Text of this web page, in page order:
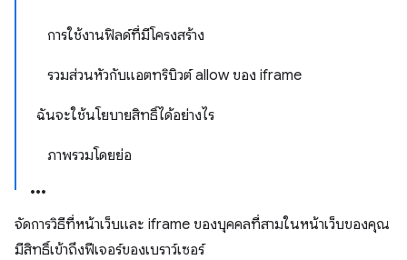
การใช้งานฟิลด์ที่มีโครงสร้าง
รวมส่วนหัวกับแอตทริบิวต์ allow ของ iframe
ฉันจะใช้นโยบายสิทธิ์ได้อย่างไร
ภาพรวมโดยย่อ
จัดการวิธีที่หน้าเว็บและ iframe ของบุคคลที่สามในหน้าเว็บของคุณ
มีสิทธิ์เข้าถึงฟีเจอร์ของเบราว์เซอร์